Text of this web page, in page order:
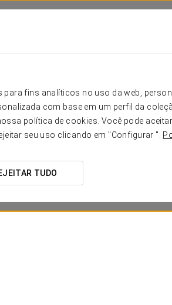
fins analíticos no uso da web,
com base em um perfil da
política de cookies. Você pode
seu uso clicando em "Configurar ".
TUDO